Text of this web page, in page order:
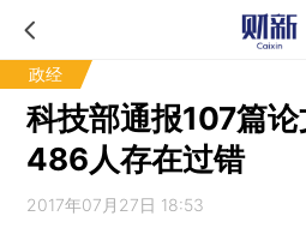
政经
科技部通报107篇论
486人存在过错
2017年07月27日 18:53